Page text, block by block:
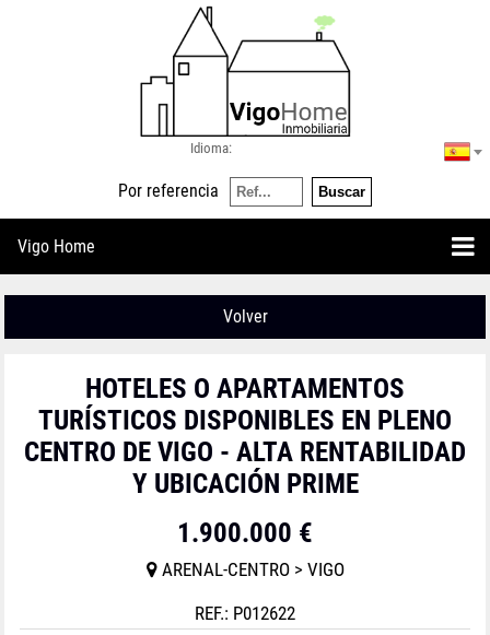
Idioma:
Vigo Home
Por referencia
Volver
HOTELES O APARTAMENTOS
TURÍSTICOS DISPONIBLES EN PLENO
CENTRO DE VIGO - ALTA RENTABILIDAD
Y UBICACIÓN PRIME
1.900.000 €
ARENAL-CENTRO > VIGO
REF.: P012622